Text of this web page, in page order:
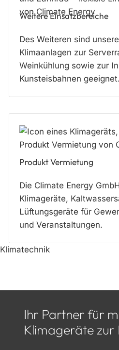
Weitere Einsatzbereiche
Des Weiteren sind
Klimaanlagen zur
Weinkühlung sowie zur
Kunsteisbahnen geeignet.
Produkt Vermietung
Die Climate Energy
Klimageräte,
Lüftungsgeräte für
und Veranstaltungen.
Klimatechnik
Ihr Partner für
Klimageräte zur